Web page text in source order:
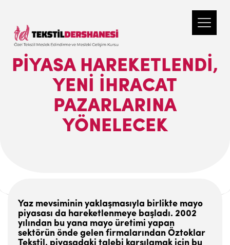
PIYASA HAREKETLENDI,
YENI IHRACAT
PAZARLARINA
YÖNELECEK
Yaz mevsiminin yaklaşmasıyla birlikte mayo
piyasası da hareketlenmeye başladı. 2002
yılından bu yana mayo üretimi yapan
sektörün önde gelen firmalarından Öztoklar